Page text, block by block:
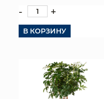
- +
В КОРЗИНУ